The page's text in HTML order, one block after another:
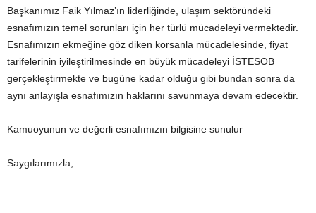
Başkanımız Faik Yılmaz’ın liderliğinde, ulaşım sektöründeki
esnafımızın temel sorunları için her türlü mücadeleyi vermektedir.
Esnafımızın ekmeğine göz diken korsanla mücadelesinde, fiyat
tarifelerinin iyileştirilmesinde en büyük mücadeleyi İSTESOB
gerçekleştirmekte ve bugüne kadar olduğu gibi bundan sonra da
aynı anlayışla esnafımızın haklarını savunmaya devam edecektir.
Kamuoyunun ve değerli esnafımızın bilgisine sunulur
Saygılarımızla,